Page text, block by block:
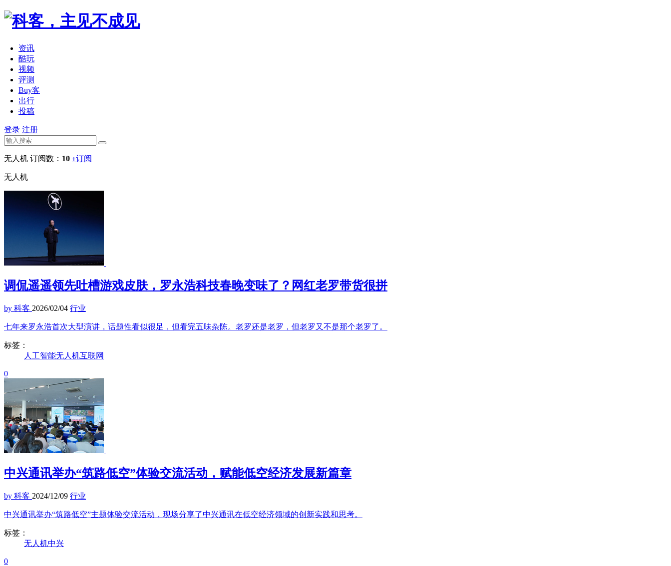
资讯
酷玩
视频
评测
Buy客
出行
投稿
登录 注册
无人机 订阅数： 10 +订阅
无人机
调侃遥遥领先吐槽游戏皮肤，罗永浩科技春晚变味了？网红老罗带货很拼
by 科客 2026/02/04 行业
七年来罗永浩首次大型演讲，话题性看似很足，但看完五味杂陈。老罗还是老罗，但老罗又不是那个老罗了。
标签：
人工智能无人机互联网
0
中兴通讯举办“筑路低空”体验交流活动，赋能低空经济发展新篇章
by 科客 2024/12/09 行业
中兴通讯举办“筑路低空”主题体验交流活动，现场分享了中兴通讯在低空经济领域的创新实践和思考。
标签：
无人机中兴
0